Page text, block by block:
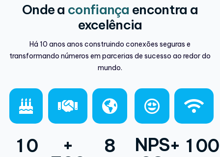
Onde a confiança encontra a
excelência
Há 10 anos anos construindo conexões seguras e
transformando números em parcerias de sucesso ao redor do
mundo.
1 0
+
8
NPS+ 1 00